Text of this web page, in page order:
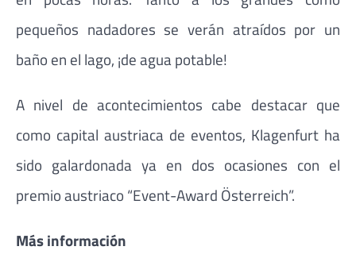
pequeños nadadores se verán atraídos por un
baño en el lago, ¡de agua potable!
A nivel de acontecimientos cabe destacar que
como capital austriaca de eventos, Klagenfurt ha
sido galardonada ya en dos ocasiones con el
premio austriaco “Event-Award Österreich”.
Más información